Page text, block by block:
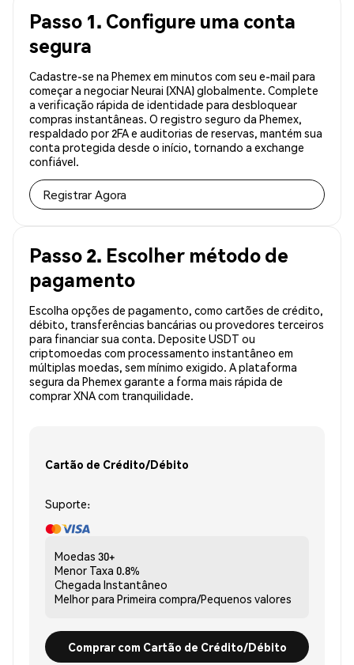
Passo 1. Configure uma conta
segura
Cadastre-se na Phemex em minutos com seu e-mail para
começar a negociar Neurai (XNA) globalmente. Complete
a verificação rápida de identidade para desbloquear
compras instantâneas. O registro seguro da Phemex,
respaldado por 2FA e auditorias de reservas, mantém sua
conta protegida desde o início, tornando a exchange
confiável.
Registrar Agora
Passo 2. Escolher método de
pagamento
Escolha opções de pagamento, como cartões de crédito,
débito, transferências bancárias ou provedores terceiros
para financiar sua conta. Deposite USDT ou
criptomoedas com processamento instantâneo em
múltiplas moedas, sem mínimo exigido. A plataforma
segura da Phemex garante a forma mais rápida de
comprar XNA com tranquilidade.
Cartão de Crédito/Débito
Suporte:
Moedas 30+
Menor Taxa 0.8%
Chegada Instantâneo
Melhor para Primeira compra/Pequenos valores
Comprar com Cartão de Crédito/Débito